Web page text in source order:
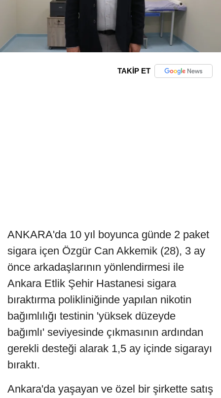
TAKİP ET
ANKARA'da 10 yıl boyunca günde 2 paket
sigara içen Özgür Can Akkemik (28), 3 ay
önce arkadaşlarının yönlendirmesi ile
Ankara Etlik Şehir Hastanesi sigara
bıraktırma polikliniğinde yapılan nikotin
bağımlılığı testinin 'yüksek düzeyde
bağımlı' seviyesinde çıkmasının ardından
gerekli desteği alarak 1,5 ay içinde sigarayı
bıraktı.
Ankara'da yaşayan ve özel bir şirkette satış